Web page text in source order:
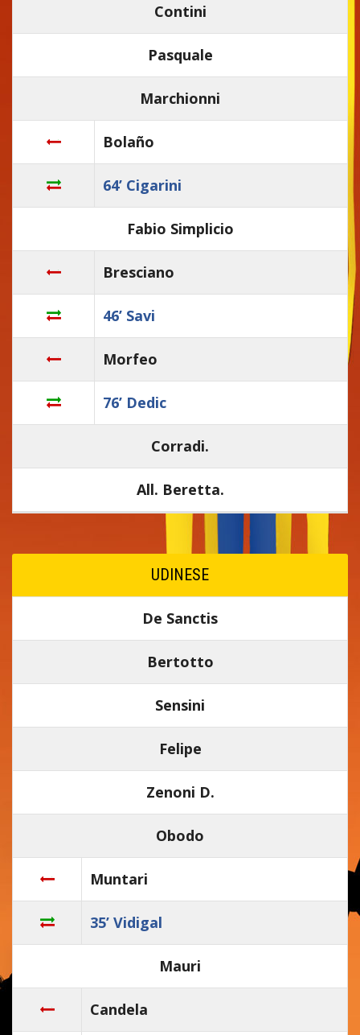
Contini
Pasquale
Marchionni
Bolaño
64’ Cigarini
Fabio Simplicio
Bresciano
46’ Savi
Morfeo
76’ Dedic
Corradi.
All. Beretta.
UDINESE
De Sanctis
Bertotto
Sensini
Felipe
Zenoni D.
Obodo
Muntari
35’ Vidigal
Mauri
Candela